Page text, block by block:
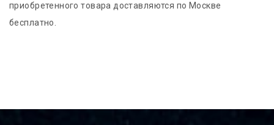
приобретенного товара доставляются по Москве
бесплатно.